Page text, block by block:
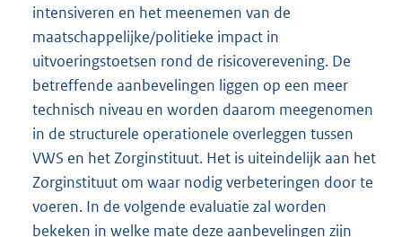
intensiveren en het meenemen van de
maatschappelijke/politieke impact in
uitvoeringstoetsen rond de risicoverevening. De
betreffende aanbevelingen liggen op een meer
technisch niveau en worden daarom meegenomen
in de structurele operationele overleggen tussen
VWS en het Zorginstituut. Het is uiteindelijk aan het
Zorginstituut om waar nodig verbeteringen door te
voeren. In de volgende evaluatie zal worden
bekeken in welke mate deze aanbevelingen zijn